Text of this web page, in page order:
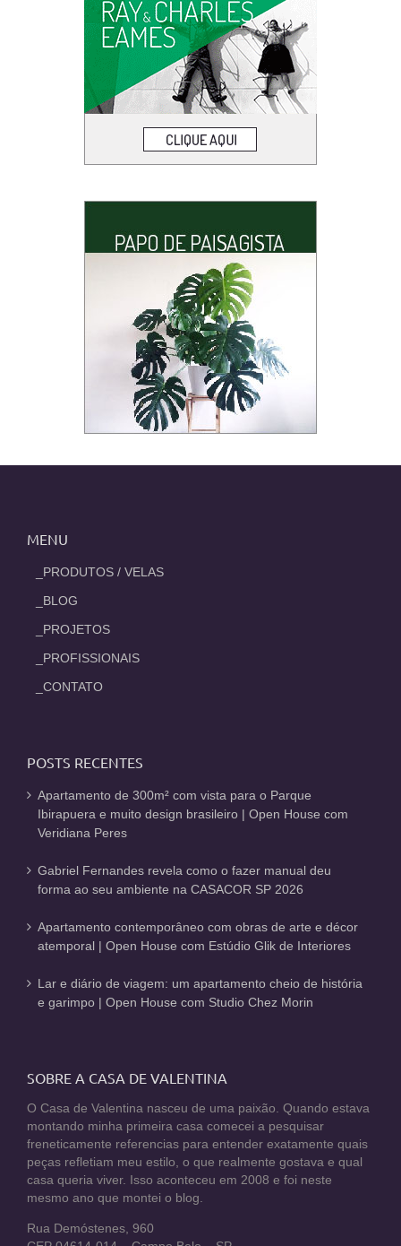
MENU
_PRODUTOS / VELAS
_BLOG
_PROJETOS
_PROFISSIONAIS
_CONTATO
POSTS RECENTES
Apartamento de 300m² com vista para o Parque
Ibirapuera e muito design brasileiro | Open House com
Veridiana Peres
Gabriel Fernandes revela como o fazer manual deu
forma ao seu ambiente na CASACOR SP 2026
Apartamento contemporâneo com obras de arte e décor
atemporal | Open House com Estúdio Glik de Interiores
Lar e diário de viagem: um apartamento cheio de história
e garimpo | Open House com Studio Chez Morin
SOBRE A CASA DE VALENTINA
O Casa de Valentina nasceu de uma paixão. Quando estava
montando minha primeira casa comecei a pesquisar
freneticamente referencias para entender exatamente quais
peças refletiam meu estilo, o que realmente gostava e qual
casa queria viver. Isso aconteceu em 2008 e foi neste
mesmo ano que montei o blog.
Rua Demóstenes, 960